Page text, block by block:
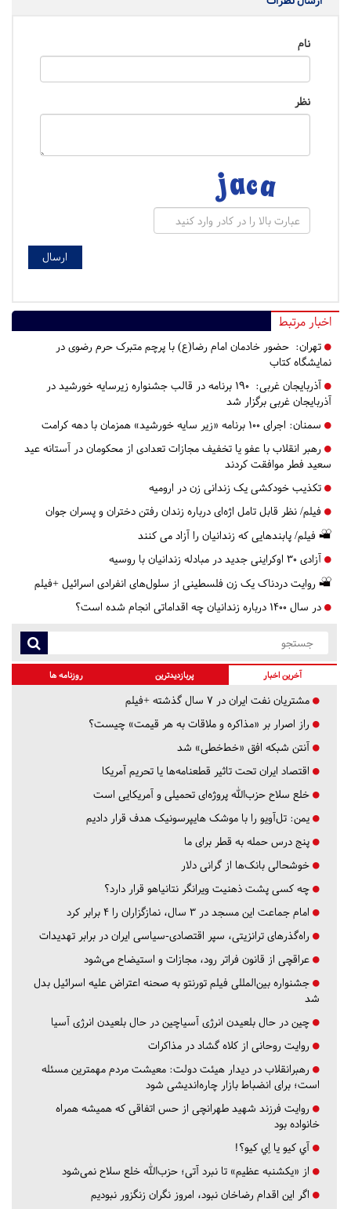
نام
نظر
اخبار مرتبط
تهران: حضور خادمان امام رضا(ع) با پرچم متبرک حرم رضوی در
نمایشگاه کتاب
آذربایجان غربی:
۱۹۰ برنامه در قالب جشنواره زیرسایه خورشید در
آذربایجان غربی برگزار شد
سمنان: اجرای ۱۰۰ برنامه «زیر سایه خورشید» همزمان با دهه کرامت
رهبر انقلاب با عفو یا تخفیف مجازات تعدادی از محکومان در آستانه عید
سعید فطر موافقت کردند
تکذیب خودکشی یک زندانی زن در ارومیه
فیلم/ نظر قابل تامل اژه‌ای درباره زندان رفتن دختران و پسران جوان
فیلم/ پابندهایی که زندانیان را آزاد می کنند
آزادی ۳۰ اوکراینی جدید در مبادله زندانیان با روسیه
روایت دردناک یک زن فلسطینی از سلول‌های انفرادی اسرائیل +فیلم
در سال ۱۴۰۰ درباره زندانیان چه اقداماتی انجام شده است؟
آخرین اخبار پربازدیدترین روزنامه ها
مشتریان نفت ایران در ۷ سال گذشته +فیلم
راز اصرار بر «مذاکره و ملاقات به هر قیمت» چیست؟
آنتن شبکه افق «خط‌خطی» شد
اقتصاد ایران تحت تاثیر قطعنامه‌ها یا تحریم‌ آمریکا
خلع سلاح حزب‌الله پروژه‌ای تحمیلی و آمریکایی است
یمن: تل‌آویو را با موشک هایپرسونیک هدف قرار دادیم
پنج درس‌ حمله به قطر برای ما
خوشحالی بانک‌ها از گرانی دلار
چه کسی پشت ذهنیت ویرانگر نتانیاهو قرار دارد؟
امام جماعت این مسجد در ۳ سال، نمازگزاران را ۴ برابر کرد
راه‌گذرهای ترانزیتی، سپر اقتصادی-سیاسی ایران در برابر تهدیدات
عراقچی از قانون فراتر رود، مجازات و استیضاح می‌شود
جشنواره بین‌المللی فیلم تورنتو به صحنه اعتراض علیه اسرائیل بدل
شد
چین در حال بلعیدن انرژی آسیاچین در حال بلعیدن انرژی آسیا
روایت روحانی از کلاه گشاد در مذاکرات
رهبرانقلاب در دیدار هیئت دولت: معیشت مردم مهمترین مسئله
است؛ برای انضباط بازار چاره‌اندیشی شود
روایت فرزند شهید طهرانچی از حس اتفاقی که همیشه همراه
خانواده بود
آي كيو يا اِي كيو؟!
از «یکشنبه عظیم» تا نبرد آتی؛ حزب‌الله خلع سلاح نمی‌شود
اگر این اقدام رضاخان نبود، امروز نگران زنگزور نبودیم